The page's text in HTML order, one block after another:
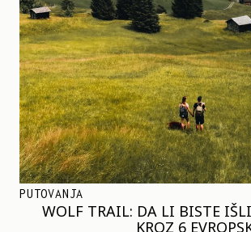
PUTOVANJA
WOLF TRAIL: DA LI BISTE
KROZ 6